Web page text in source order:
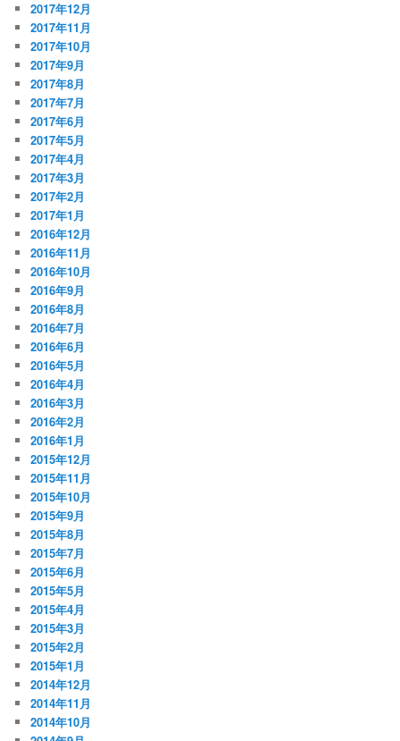
2017年12月
2017年11月
2017年10月
2017年9月
2017年8月
2017年7月
2017年6月
2017年5月
2017年4月
2017年3月
2017年2月
2017年1月
2016年12月
2016年11月
2016年10月
2016年9月
2016年8月
2016年7月
2016年6月
2016年5月
2016年4月
2016年3月
2016年2月
2016年1月
2015年12月
2015年11月
2015年10月
2015年9月
2015年8月
2015年7月
2015年6月
2015年5月
2015年4月
2015年3月
2015年2月
2015年1月
2014年12月
2014年11月
2014年10月